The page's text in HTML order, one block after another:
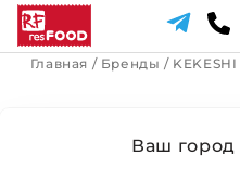
Ваш город
Главная / Бренды / KEKESHI